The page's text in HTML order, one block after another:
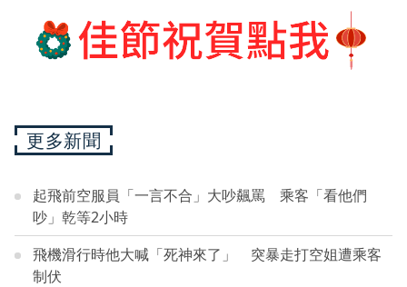
更多新聞
起飛前空服員「一言不合」大吵飆罵 乘客「看他們
吵」乾等2小時
飛機滑行時他大喊「死神來了」 突暴走打空姐遭乘客
制伏